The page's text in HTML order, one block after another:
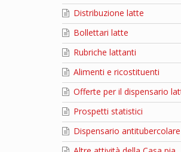
Distribuzione latte
Bollettari latte
Rubriche lattanti
Alimenti e ricostituenti
Offerte per il dispensario
Prospetti statistici
Dispensario antitubercolare